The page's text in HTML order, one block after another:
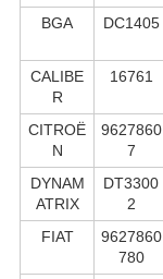
BGA DC1405
CALIBE
R
16761
CITROË
N
9627860
7
DYNAM
ATRIX
DT3300
2
FIAT
9627860
780